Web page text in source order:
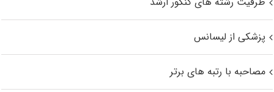
پزشکی از لیسانس
مصاحبه با رتبه های برتر